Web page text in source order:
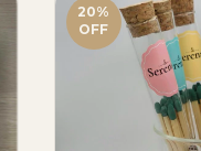
20%
OFF